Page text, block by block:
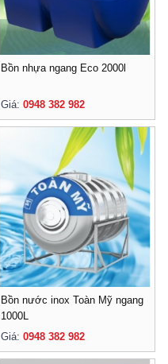
Bồn nhựa ngang Eco 2000l
Giá: 0948 382 982
Bồn nước inox Toàn Mỹ ngang
1000L
Giá: 0948 382 982